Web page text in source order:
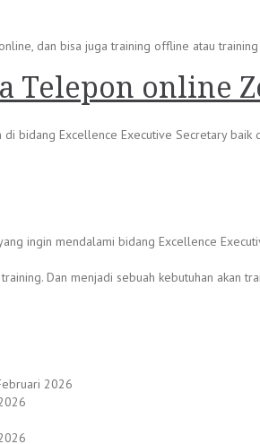
dan bisa juga training offline atau training
Telepon online
bidang Excellence Executive Secretary baik
ingin mendalami bidang Excellence
Dan menjadi sebuah kebutuhan akan
2026